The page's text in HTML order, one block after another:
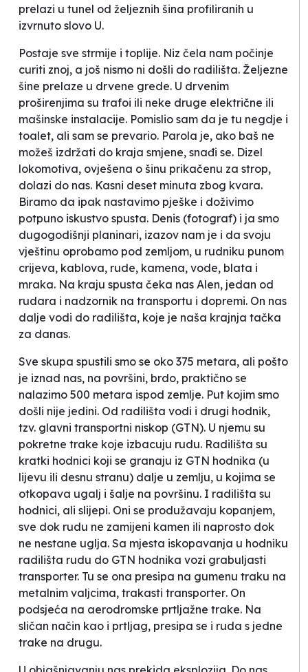
prelazi u tunel od željeznih šina profiliranih u
izvrnuto slovo U.
Postaje sve strmije i toplije. Niz čela nam počinje
curiti znoj, a još nismo ni došli do radilišta. Željezne
šine prelaze u drvene grede. U drvenim
proširenjima su trafoi ili neke druge električne ili
mašinske instalacije. Pomislio sam da je tu negdje i
toalet, ali sam se prevario. Parola je, ako baš ne
možeš izdržati do kraja smjene, snađi se. Dizel
lokomotiva, ovješena o šinu prikačenu za strop,
dolazi do nas. Kasni deset minuta zbog kvara.
Biramo da ipak nastavimo pješke i doživimo
potpuno iskustvo spusta. Denis (fotograf) i ja smo
dugogodišnji planinari, izazov nam je i da svoju
vještinu oprobamo pod zemljom, u rudniku punom
crijeva, kablova, rude, kamena, vode, blata i
mraka. Na kraju spusta čeka nas Alen, jedan od
rudara i nadzornik na transportu i dopremi. On nas
dalje vodi do radilišta, koje je naša krajnja tačka
za danas.
Sve skupa spustili smo se oko 375 metara, ali pošto
je iznad nas, na površini, brdo, praktično se
nalazimo 500 metara ispod zemlje. Put kojim smo
došli nije jedini. Od radilišta vodi i drugi hodnik,
tzv. glavni transportni niskop (GTN). U njemu su
pokretne trake koje izbacuju rudu. Radilišta su
kratki hodnici koji se granaju iz GTN hodnika (u
lijevu ili desnu stranu) dalje u zemlju, u kojima se
otkopava ugalj i šalje na površinu. I radilišta su
hodnici, ali slijepi. Oni se produžavaju kopanjem,
sve dok rudu ne zamijeni kamen ili naprosto dok
ne nestane uglja. Sa mjesta iskopavanja u hodniku
radilišta rudu do GTN hodnika vozi grabuljasti
transporter. Tu se ona presipa na gumenu traku na
metalnim valjcima, trakasti transporter. On
podsjeća na aerodromske prtljažne trake. Na
sličan način kao i prtljag, presipa se i ruda s jedne
trake na drugu.